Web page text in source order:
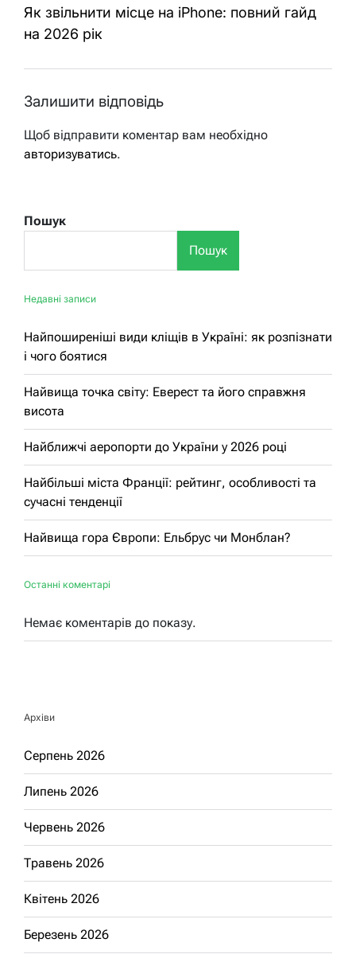
Як звільнити місце на iPhone: повний гайд
на 2026 рік
Залишити відповідь
Щоб відправити коментар вам необхідно
авторизуватись.
Пошук
Пошук
Недавні записи
Найпоширеніші види кліщів в Україні: як розпізнати
і чого боятися
Найвища точка світу: Еверест та його справжня
висота
Найближчі аеропорти до України у 2026 році
Найбільші міста Франції: рейтинг, особливості та
сучасні тенденції
Найвища гора Європи: Ельбрус чи Монблан?
Останні коментарі
Немає коментарів до показу.
Архіви
Серпень 2026
Липень 2026
Червень 2026
Травень 2026
Квітень 2026
Березень 2026